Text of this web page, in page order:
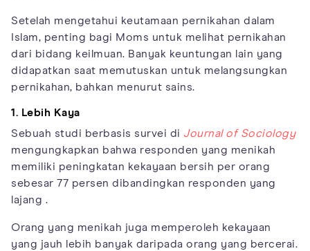
Setelah mengetahui keutamaan pernikahan dalam
Islam, penting bagi Moms untuk melihat pernikahan
dari bidang keilmuan. Banyak keuntungan lain yang
didapatkan saat memutuskan untuk melangsungkan
pernikahan, bahkan menurut sains.
1. Lebih Kaya
Sebuah studi berbasis survei di Journal of Sociology
mengungkapkan bahwa responden yang menikah
memiliki peningkatan kekayaan bersih per orang
sebesar 77 persen dibandingkan responden yang
lajang .
Orang yang menikah juga memperoleh kekayaan
yang jauh lebih banyak daripada orang yang bercerai.